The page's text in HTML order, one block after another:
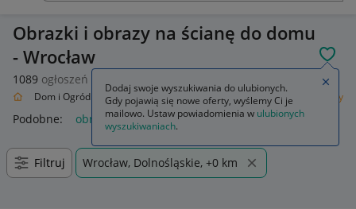
Obrazki i obrazy na ścianę do domu
- Wrocław
1089 ogłoszeń
Dom i Ogród Wyposażenie Dekoracje ścienne Obrazki i obrazy
Podobne: obrazy i obrazki malowane ręcznie
Filtruj Wrocław, Dolnośląskie, +0 km
Dodaj swoje wyszukiwania do ulubionych.
Gdy pojawią się nowe oferty, wyślemy Ci je
mailowo. Ustaw powiadomienia w ulubionych
wyszukiwaniach.